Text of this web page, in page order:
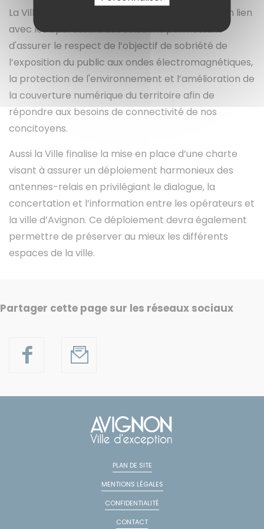
La Ville d’Avignon s’est engagée à rechercher en lien
avec les opérateurs des solutions permettant
d'assurer le respect de l’objectif de sobriété de
l’exposition du public aux ondes électromagnétiques,
la protection de l'environnement et l’amélioration de
la couverture numérique du territoire afin de
répondre aux besoins de connectivité de nos
concitoyens.
Aussi la Ville finalise la mise en place d’une charte
visant à assurer un déploiement harmonieux des
antennes-relais en privilégiant le dialogue, la
concertation et l’information entre les opérateurs et
la ville d’Avignon. Ce déploiement devra également
permettre de préserver au mieux les différents
espaces de la ville.
Partager cette page sur les réseaux sociaux
PLAN DE SITE
MENTIONS LÉGALES
CONFIDENTIALITÉ
CONTACT